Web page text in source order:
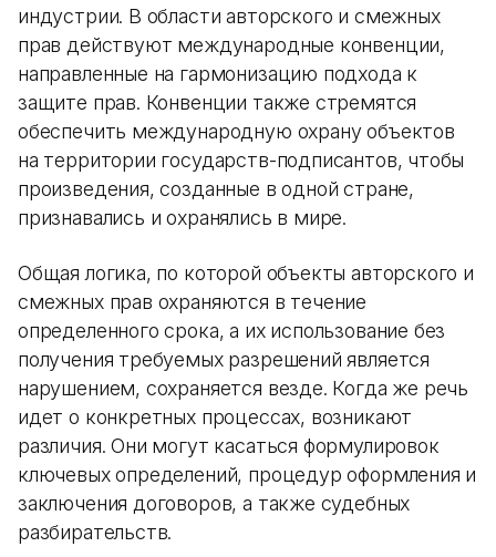
индустрии. В области авторского и смежных
прав действуют международные конвенции,
направленные на гармонизацию подхода к
защите прав. Конвенции также стремятся
обеспечить международную охрану объектов
на территории государств-подписантов, чтобы
произведения, созданные в одной стране,
признавались и охранялись в мире.
Общая логика, по которой объекты авторского и
смежных прав охраняются в течение
определенного срока, а их использование без
получения требуемых разрешений является
нарушением, сохраняется везде. Когда же речь
идет о конкретных процессах, возникают
различия. Они могут касаться формулировок
ключевых определений, процедур оформления и
заключения договоров, а также судебных
разбирательств.